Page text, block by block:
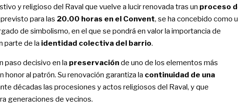
y religioso del Raval que vuelve a lucir renovada tras un proceso
para las 20.00 horas en el Convent, se ha concebido como
de simbolismo, en el que se pondrá en valor la importancia de
parte de la identidad colectiva del barrio.
paso decisivo en la preservaciónde uno de los elementos más
al patrón. Su renovación garantiza la continuidad de una
décadas las procesiones y actos religiosos del Raval, y que
generaciones de vecinos.